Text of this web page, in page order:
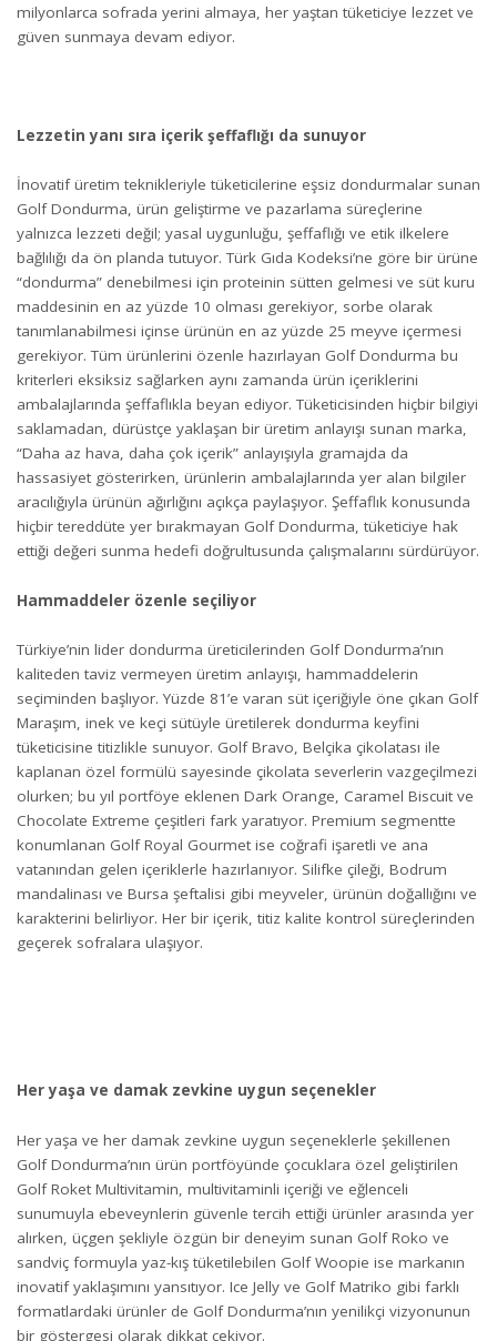
milyonlarca sofrada yerini almaya, her yaştan tüketiciye lezzet ve
güven sunmaya devam ediyor.
Lezzetin yanı sıra içerik şeffaflığı da sunuyor
İnovatif üretim teknikleriyle tüketicilerine eşsiz dondurmalar sunan
Golf Dondurma, ürün geliştirme ve pazarlama süreçlerine
yalnızca lezzeti değil; yasal uygunluğu, şeffaflığı ve etik ilkelere
bağlılığı da ön planda tutuyor. Türk Gıda Kodeksi’ne göre bir ürüne
“dondurma” denebilmesi için proteinin sütten gelmesi ve süt kuru
maddesinin en az yüzde 10 olması gerekiyor, sorbe olarak
tanımlanabilmesi içinse ürünün en az yüzde 25 meyve içermesi
gerekiyor. Tüm ürünlerini özenle hazırlayan Golf Dondurma bu
kriterleri eksiksiz sağlarken aynı zamanda ürün içeriklerini
ambalajlarında şeffaflıkla beyan ediyor. Tüketicisinden hiçbir bilgiyi
saklamadan, dürüstçe yaklaşan bir üretim anlayışı sunan marka,
“Daha az hava, daha çok içerik” anlayışıyla gramajda da
hassasiyet gösterirken, ürünlerin ambalajlarında yer alan bilgiler
aracılığıyla ürünün ağırlığını açıkça paylaşıyor. Şeffaflık konusunda
hiçbir tereddüte yer bırakmayan Golf Dondurma, tüketiciye hak
ettiği değeri sunma hedefi doğrultusunda çalışmalarını sürdürüyor.
Hammaddeler özenle seçiliyor
Türkiye’nin lider dondurma üreticilerinden Golf Dondurma’nın
kaliteden taviz vermeyen üretim anlayışı, hammaddelerin
seçiminden başlıyor. Yüzde 81’e varan süt içeriğiyle öne çıkan Golf
Maraşım, inek ve keçi sütüyle üretilerek dondurma keyfini
tüketicisine titizlikle sunuyor. Golf Bravo, Belçika çikolatası ile
kaplanan özel formülü sayesinde çikolata severlerin vazgeçilmezi
olurken; bu yıl portföye eklenen Dark Orange, Caramel Biscuit ve
Chocolate Extreme çeşitleri fark yaratıyor. Premium segmentte
konumlanan Golf Royal Gourmet ise coğrafi işaretli ve ana
vatanından gelen içeriklerle hazırlanıyor. Silifke çileği, Bodrum
mandalinası ve Bursa şeftalisi gibi meyveler, ürünün doğallığını ve
karakterini belirliyor. Her bir içerik, titiz kalite kontrol süreçlerinden
geçerek sofralara ulaşıyor.
Her yaşa ve damak zevkine uygun seçenekler
Her yaşa ve her damak zevkine uygun seçeneklerle şekillenen
Golf Dondurma’nın ürün portföyünde çocuklara özel geliştirilen
Golf Roket Multivitamin, multivitaminli içeriği ve eğlenceli
sunumuyla ebeveynlerin güvenle tercih ettiği ürünler arasında yer
alırken, üçgen şekliyle özgün bir deneyim sunan Golf Roko ve
sandviç formuyla yaz-kış tüketilebilen Golf Woopie ise markanın
inovatif yaklaşımını yansıtıyor. Ice Jelly ve Golf Matriko gibi farklı
formatlardaki ürünler de Golf Dondurma’nın yenilikçi vizyonunun
bir göstergesi olarak dikkat çekiyor.